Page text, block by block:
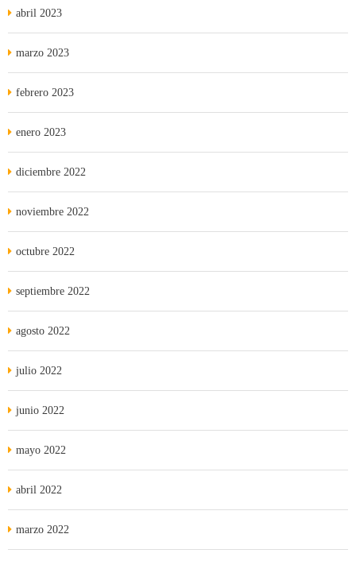
abril 2023
marzo 2023
febrero 2023
enero 2023
diciembre 2022
noviembre 2022
octubre 2022
septiembre 2022
agosto 2022
julio 2022
junio 2022
mayo 2022
abril 2022
marzo 2022